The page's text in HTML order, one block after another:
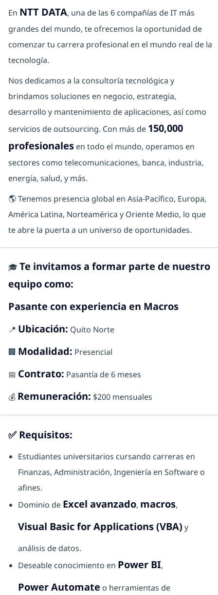
En NTT DATA, una de las 6 compañías de IT más
grandes del mundo, te ofrecemos la oportunidad de
comenzar tu carrera profesional en el mundo real de la
tecnología.
Nos dedicamos a la consultoría tecnológica y
brindamos soluciones en negocio, estrategia,
desarrollo y mantenimiento de aplicaciones, así como
servicios de outsourcing. Con más de 150,000
profesionalesen todo el mundo, operamos en
sectores como telecomunicaciones, banca, industria,
energía, salud, y más.
🌎 Tenemos presencia global en Asia-Pacífico, Europa,
América Latina, Norteamérica y Oriente Medio, lo que
te abre la puerta a un universo de oportunidades.
🎓 Te invitamos a formar parte de nuestro
equipo como:
Pasante con experiencia en Macros
📍 Ubicación: Quito Norte
🏢 Modalidad: Presencial
📅 Contrato: Pasantía de 6 meses
💰 Remuneración: $200 mensuales
✅ Requisitos:
Estudiantes universitarios cursando carreras en
Finanzas, Administración, Ingeniería en Software o
afines.
Dominio de Excel avanzado, macros,
Visual Basic for Applications (VBA) y
análisis de datos.
Deseable conocimiento en Power BI,
Power Automate o herramientas de